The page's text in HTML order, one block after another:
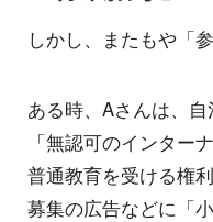
しかし、またもや「
ある時、Aさんは、自
「無認可のインター
普通教育を受ける権
募集の広告などに「